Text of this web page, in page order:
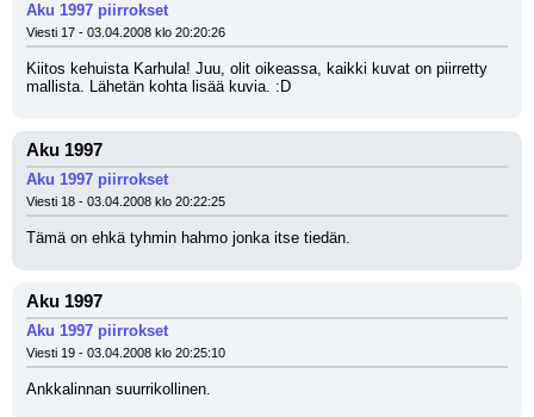
Aku 1997 piirrokset
Viesti 17 - 03.04.2008 klo 20:20:26
Kiitos kehuista Karhula! Juu, olit oikeassa, kaikki kuvat on piirretty
mallista. Lähetän kohta lisää kuvia. :D
Aku 1997
Aku 1997 piirrokset
Viesti 18 - 03.04.2008 klo 20:22:25
Tämä on ehkä tyhmin hahmo jonka itse tiedän.
Aku 1997
Aku 1997 piirrokset
Viesti 19 - 03.04.2008 klo 20:25:10
Ankkalinnan suurrikollinen.